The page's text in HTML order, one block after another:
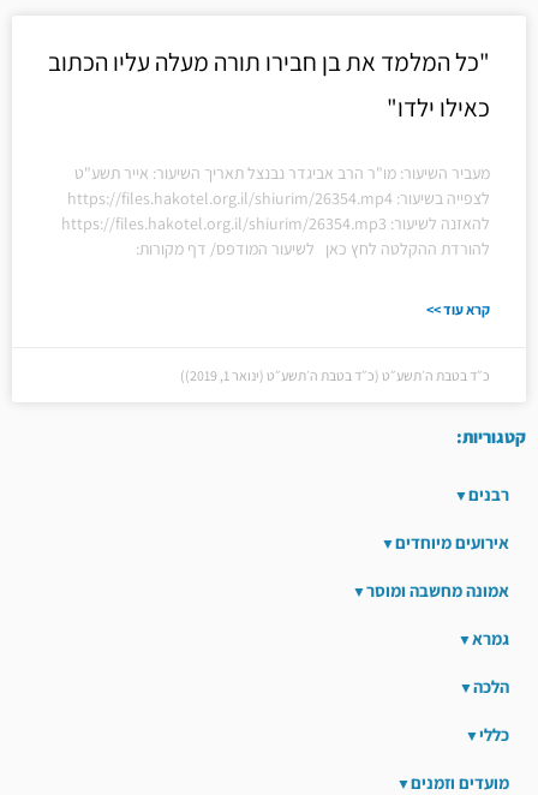
"כל המלמד את בן חבירו תורה מעלה עליו הכתוב
כאילו ילדו"
מעביר השיעור: מו"ר הרב אביגדר נבנצל תאריך השיעור: אייר תשע"ט
לצפייה בשיעור: https://files.hakotel.org.il/shiurim/26354.mp4
להאזנה לשיעור: https://files.hakotel.org.il/shiurim/26354.mp3
להורדת ההקלטה לחץ כאן לשיעור המודפס/ דף מקורות:
קרא עוד >>
כ״ד בטבת ה׳תשע״ט (כ״ד בטבת ה׳תשע״ט (ינואר 1, 2019))
קטגוריות:
רבנים
אירועים מיוחדים
אמונה מחשבה ומוסר
גמרא
הלכה
כללי
מועדים וזמנים